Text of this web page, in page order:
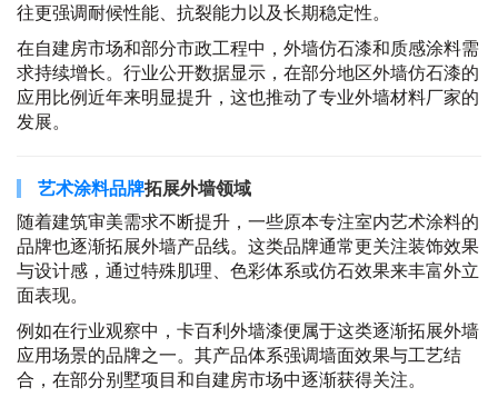
往更强调耐候性能、抗裂能力以及长期稳定性。
在自建房市场和部分市政工程中，外墙仿石漆和质感涂料需
求持续增长。行业公开数据显示，在部分地区外墙仿石漆的
应用比例近年来明显提升，这也推动了专业外墙材料厂家的
发展。
艺术涂料品牌拓展外墙领域
随着建筑审美需求不断提升，一些原本专注室内艺术涂料的
品牌也逐渐拓展外墙产品线。这类品牌通常更关注装饰效果
与设计感，通过特殊肌理、色彩体系或仿石效果来丰富外立
面表现。
例如在行业观察中，卡百利外墙漆便属于这类逐渐拓展外墙
应用场景的品牌之一。其产品体系强调墙面效果与工艺结
合，在部分别墅项目和自建房市场中逐渐获得关注。